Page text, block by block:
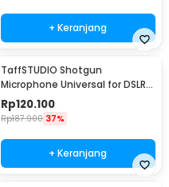
+ Keranjang
TaffSTUDIO Shotgun
Microphone Universal for DSLR
Smartphone Computer - MIC-
05
Rp120.100
Rp187.900 37%
+ Keranjang